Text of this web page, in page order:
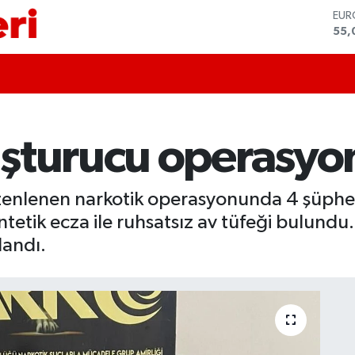
narkotik operasyonunda 4
ecza ile ruhsatsız av tüfeği